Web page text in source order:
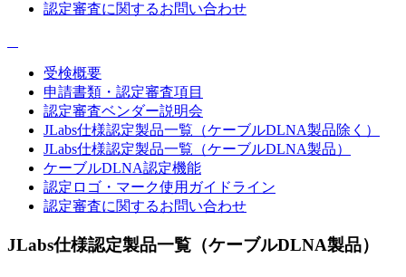
認定審査に関するお問い合わせ
受検概要
申請書類・認定審査項目
認定審査ベンダー説明会
JLabs仕様認定製品一覧（ケーブルDLNA製品除く）
JLabs仕様認定製品一覧（ケーブルDLNA製品）
ケーブルDLNA認定機能
認定ロゴ・マーク使用ガイドライン
認定審査に関するお問い合わせ
JLabs仕様認定製品一覧（ケーブルDLNA製品）